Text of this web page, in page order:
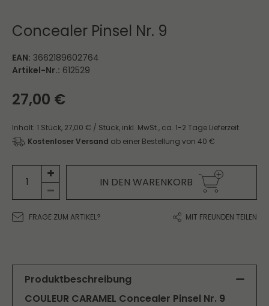
Concealer Pinsel Nr. 9
EAN: 3662189602764
Artikel-Nr.: 612529
27,00 €
Inhalt: 1 Stück, 27,00 € / Stück, inkl. MwSt., ca. 1-2 Tage Lieferzeit
Kostenloser Versand ab einer Bestellung von 40 €
IN DEN WARENKORB
FRAGE ZUM ARTIKEL? MIT FREUNDEN TEILEN
Produktbeschreibung
COULEUR CARAMEL Concealer Pinsel Nr. 9